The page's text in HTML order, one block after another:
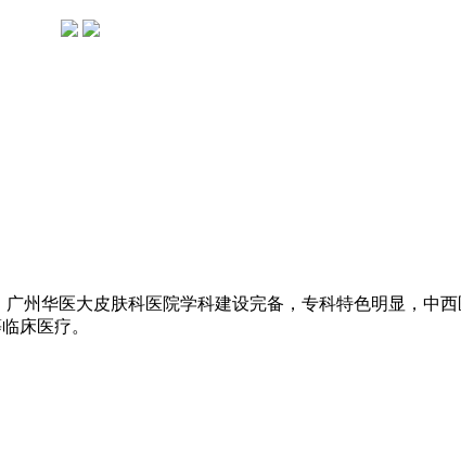
州华医大皮肤科医院学科建设完备，专科特色明显，中
床医疗。